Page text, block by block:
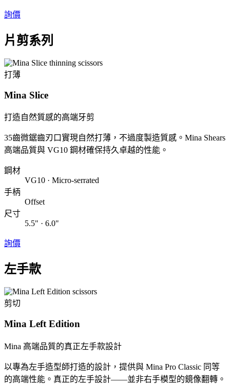
詢價
片剪系列
打薄
Mina Slice
打造自然質感的高端牙剪
35齒微鋸齒刃口實現自然打薄，不過度製造質感。Mina Shears
高端品質與 VG10 鋼材確保持久卓越的性能。
鋼材
VG10 · Micro-serrated
手柄
Offset
尺寸
5.5" · 6.0"
詢價
左手款
剪切
Mina Left Edition
Mina 高端品質的真正左手款設計
以專為左手造型師打造的設計，提供與 Mina Pro Classic 同等
的高端性能。真正的左手設計——並非右手模型的鏡像翻轉。